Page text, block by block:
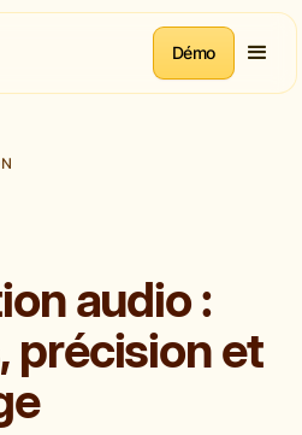
Démo
audio :
précision et